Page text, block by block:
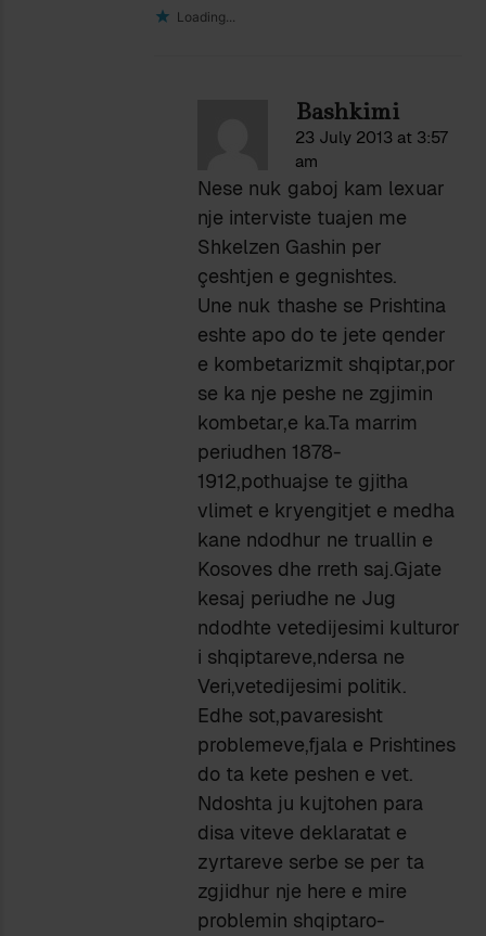
Loading...
Bashkimi
23 July 2013 at 3:57
am
Nese nuk gaboj kam lexuar
nje interviste tuajen me
Shkelzen Gashin per
çeshtjen e gegnishtes.
Une nuk thashe se Prishtina
eshte apo do te jete qender
e kombetarizmit shqiptar,por
se ka nje peshe ne zgjimin
kombetar,e ka.Ta marrim
periudhen 1878-
1912,pothuajse te gjitha
vlimet e kryengitjet e medha
kane ndodhur ne truallin e
Kosoves dhe rreth saj.Gjate
kesaj periudhe ne Jug
ndodhte vetedijesimi kulturor
i shqiptareve,ndersa ne
Veri,vetedijesimi politik.
Edhe sot,pavaresisht
problemeve,fjala e Prishtines
do ta kete peshen e vet.
Ndoshta ju kujtohen para
disa viteve deklaratat e
zyrtareve serbe se per ta
zgjidhur nje here e mire
problemin shqiptaro-